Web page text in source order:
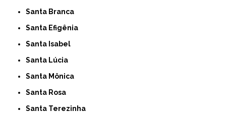
Santa Branca
Santa Efigênia
Santa Isabel
Santa Lúcia
Santa Mônica
Santa Rosa
Santa Terezinha